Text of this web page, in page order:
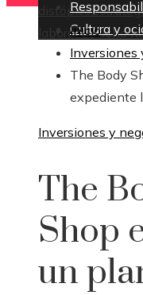
distópico
laboral de ocho
Cultura y
Inicio
Inversiones
The Body
expediente
Inversiones y
The
Shop
un